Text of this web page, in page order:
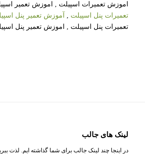
اموزش تعمیرات اسپیلت , اموزش تعمیر
تعمیرات پنل اسپیلت , آموزش تعمیر پنل
تعمیرات پنل اسپیلت , اموزش تعمیر پنل
لینک های جالب
در اینجا چند لینک جالب برای شما گذاشته ایم. لذت